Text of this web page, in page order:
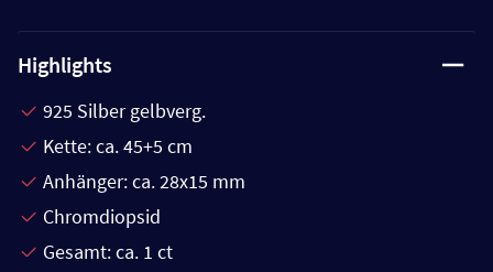
Highlights
925 Silber gelbverg.
Kette: ca. 45+5 cm
Anhänger: ca. 28x15 mm
Chromdiopsid
Gesamt: ca. 1 ct